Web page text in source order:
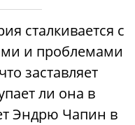
сталкивается с
и проблемами
заставляет
ли она в
Эндрю Чапин в